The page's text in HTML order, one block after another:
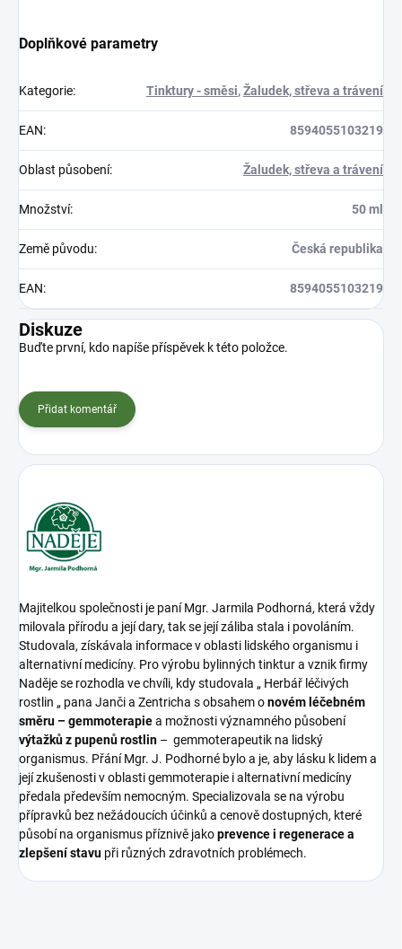
Doplňkové parametry
Kategorie: Tinktury - směsi,Žaludek, střeva a trávení
EAN: 8594055103219
Oblast působení: Žaludek, střeva a trávení
Množství: 50 ml
Země původu: Česká republika
EAN: 8594055103219
Diskuze
Buďte první, kdo napíše příspěvek k této položce.
Přidat komentář
Majitelkou společnosti je paní Mgr. Jarmila Podhorná, která vždy
milovala přírodu a její dary, tak se její záliba stala i povoláním.
Studovala, získávala informace v oblasti lidského organismu i
alternativní medicíny. Pro výrobu bylinných tinktur a vznik firmy
Naděje se rozhodla ve chvíli, kdy studovala „ Herbář léčivých
rostlin „ pana Janči a Zentricha s obsahem onovém léčebném
směru – gemmoterapiea možnosti významného působení
výtažků z pupenů rostlin – gemmoterapeutik na lidský
organismus. Přání Mgr. J. Podhorné bylo a je, aby lásku k lidem a
její zkušenosti v oblasti gemmoterapie i alternativní medicíny
předala především nemocným. Specializovala se na výrobu
přípravků bez nežádoucích účinků a cenově dostupných, které
působí na organismus příznivě jakoprevence i regenerace a
zlepšení stavu při různých zdravotních problémech.